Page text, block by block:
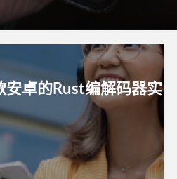
安卓的Rust编解码器实